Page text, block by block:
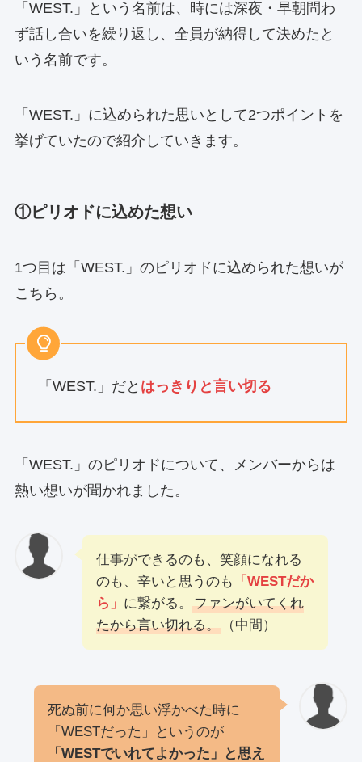
「WEST.」という名前は、時には深夜・早朝問わ
ず話し合いを繰り返し、全員が納得して決めたと
いう名前です。
「WEST.」に込められた思いとして2つポイントを
挙げていたので紹介していきます。
①ピリオドに込めた想い
1つ目は「WEST.」のピリオドに込められた想いが
こちら。
「WEST.」だと はっきりと言い切る
「WEST.」のピリオドについて、メンバーからは
熱い想いが聞かれました。
仕事ができるのも、笑顔になれる
のも、辛いと思うのも
「WESTだか
ら」 に繋がる。
ファンがいてくれ
たから言い切れる。（中間）
死ぬ前に何か思い浮かべた時に
「WESTだった」というのが
「WESTでいれてよかった」と思え